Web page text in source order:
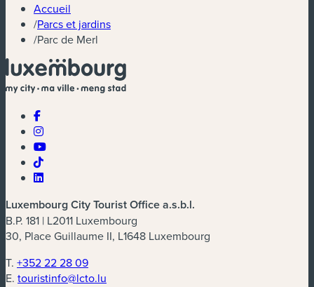
Accueil
/Parcs et jardins
/Parc de Merl
Luxembourg City Tourist Office a.s.b.l.
B.P. 181 | L2011 Luxembourg
30, Place Guillaume II, L1648 Luxembourg
T. +352 22 28 09
E. touristinfo@lcto.lu